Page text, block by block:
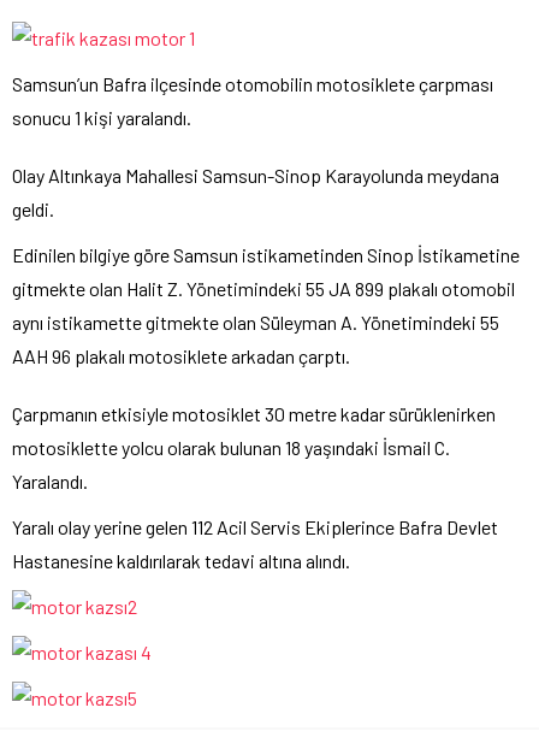
Samsun’un Bafra ilçesinde otomobilin motosiklete çarpması
sonucu 1 kişi yaralandı.
Olay Altınkaya Mahallesi Samsun-Sinop Karayolunda meydana
geldi.
Edinilen bilgiye göre Samsun istikametinden Sinop İstikametine
gitmekte olan Halit Z. Yönetimindeki 55 JA 899 plakalı otomobil
aynı istikamette gitmekte olan Süleyman A. Yönetimindeki 55
AAH 96 plakalı motosiklete arkadan çarptı.
Çarpmanın etkisiyle motosiklet 30 metre kadar sürüklenirken
motosiklette yolcu olarak bulunan 18 yaşındaki İsmail C.
Yaralandı.
Yaralı olay yerine gelen 112 Acil Servis Ekiplerince Bafra Devlet
Hastanesine kaldırılarak tedavi altına alındı.